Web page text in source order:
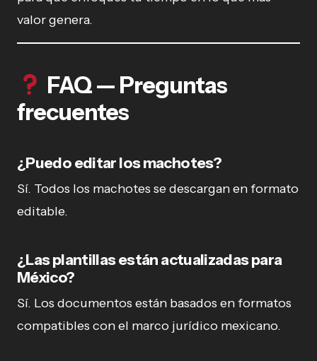
valor genera.
FAQ — Preguntas
frecuentes
¿Puedo editar los machotes?
Sí. Todos los machotes se descargan en formato
editable.
¿Las plantillas están actualizadas para
México?
Sí. Los documentos están basados en formatos
compatibles con el marco jurídico mexicano.